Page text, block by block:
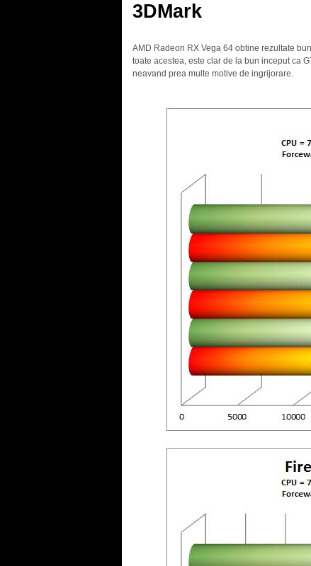
3DMark
AMD Radeon RX Vega 64 obtine rezultate
toate acestea, este clar de la bun inceput ca
neavand prea multe motive de ingrijorare.